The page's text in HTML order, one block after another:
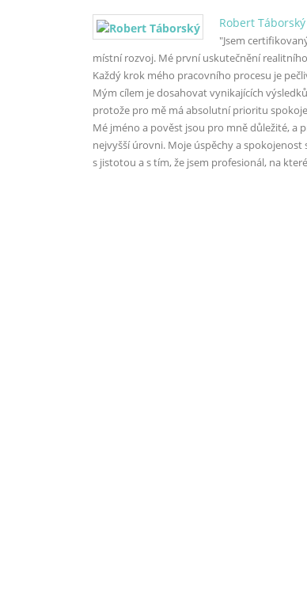
Robert Táborský
"Jsem
místní rozvoj. Mé první uskutečnění
Každý krok mého pracovního procesu je
Mým cílem je dosahovat vynikajících
protože pro mě má absolutní prioritu
Mé jméno a pověst jsou pro mně důležité, a
nejvyšší úrovni. Moje úspěchy a
s jistotou a s tím, že jsem profesionál, na